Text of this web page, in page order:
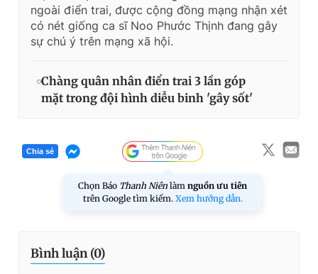
ngoài điển trai, được cộng đồng mạng nhận xét
có nét giống ca sĩ Noo Phước Thịnh đang gây
sự chú ý trên mạng xã hội.
Chàng quân nhân điển trai 3 lần góp
mặt trong đội hình diễu binh 'gây sốt'
Chia sẻ
Chọn Báo Thanh Niên làm nguồn ưu tiên
trên Google tìm kiếm. Xem hướng dẫn.
Bình luận (0)